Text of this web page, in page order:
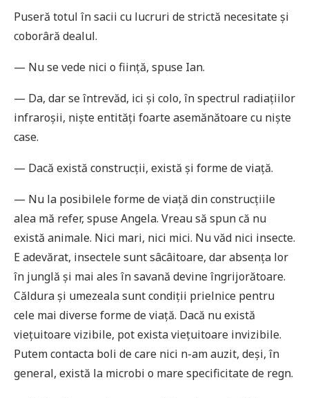
Puseră totul în sacii cu lucruri de strictă necesitate și
coborâră dealul.
— Nu se vede nici o ființă, spuse Ian.
— Da, dar se întrevăd, ici și colo, în spectrul radiațiilor
infraroșii, niște entități foarte asemănătoare cu niște
case.
— Dacă există construcții, există și forme de viață.
— Nu la posibilele forme de viață din construcțiile
alea mă refer, spuse Angela. Vreau să spun că nu
există animale. Nici mari, nici mici. Nu văd nici insecte.
E adevărat, insectele sunt sâcâitoare, dar absența lor
în junglă și mai ales în savană devine îngrijorătoare.
Căldura și umezeala sunt condiții prielnice pentru
cele mai diverse forme de viață. Dacă nu există
viețuitoare vizibile, pot exista viețuitoare invizibile.
Putem contacta boli de care nici n-am auzit, deși, în
general, există la microbi o mare specificitate de regn.